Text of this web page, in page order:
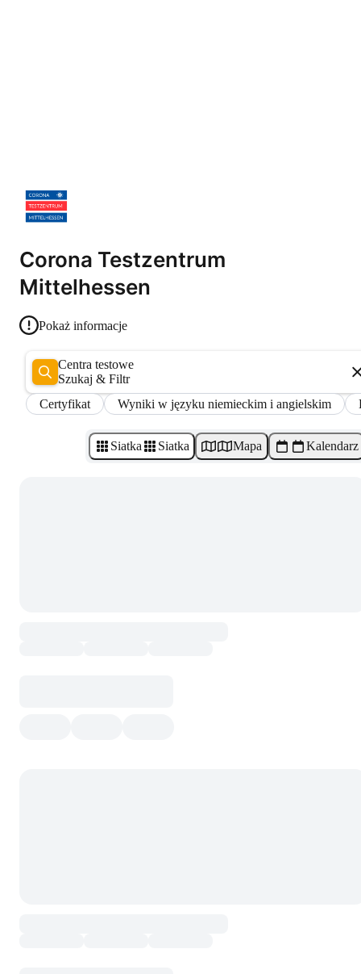
Corona Testzentrum
Mittelhessen
Pokaż informacje
Centra testowe
Szukaj & Filtr
Certyfikat
Wyniki w języku niemieckim i angielskim
Siatka Siatka Mapa Kalendarz